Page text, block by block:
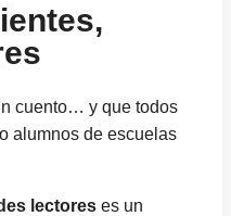
cuento… y que todos
alumnos de escuelas
lectores es un